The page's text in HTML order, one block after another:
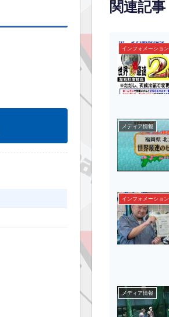
関連記事
インフォメーション
メディア情報
インフォメーション
メディア情報